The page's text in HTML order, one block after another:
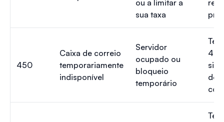
ou a limitar a
sua taxa
450
Caixa de correio
temporariamente
indisponível
Servidor
ocupado ou
bloqueio
temporário